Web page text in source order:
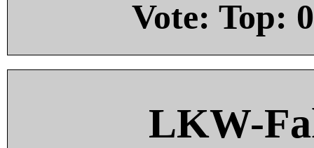
Vote: Top: 0
LKW-